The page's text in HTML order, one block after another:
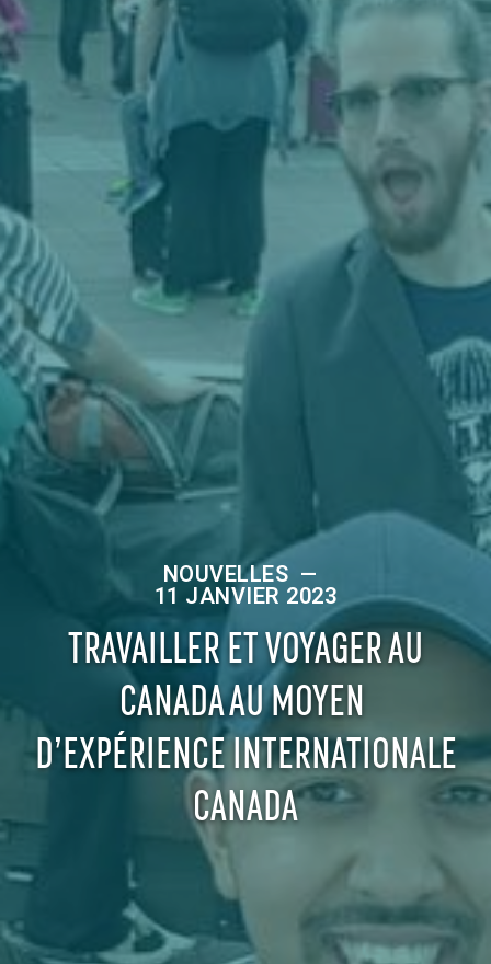
NOUVELLES —
11 JANVIER 2023
TRAVAILLER ET VOYAGER AU
CANADA AU MOYEN
D’EXPÉRIENCE INTERNATIONALE
CANADA